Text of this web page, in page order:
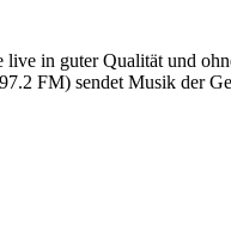
in guter Qualität und
FM) sendet Musik der